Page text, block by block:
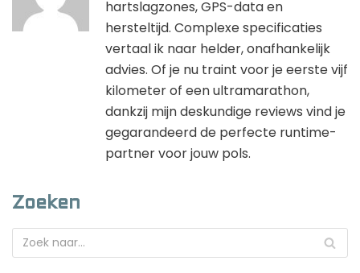
hartslagzones, GPS-data en
hersteltijd. Complexe specificaties
vertaal ik naar helder, onafhankelijk
advies. Of je nu traint voor je eerste vijf
kilometer of een ultramarathon,
dankzij mijn deskundige reviews vind je
gegarandeerd de perfecte runtime-
partner voor jouw pols.
Zoeken